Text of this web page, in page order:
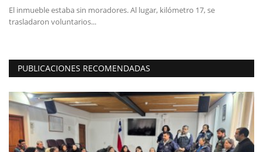
El inmueble estaba sin moradores. Al lugar, kilómetro 17, se
trasladaron voluntarios...
PUBLICACIONES RECOMENDADAS